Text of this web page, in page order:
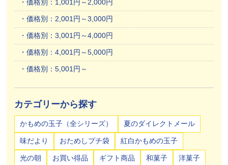
価格別：1,001円～2,000円
価格別：2,001円～3,000円
価格別：3,001円～4,000円
価格別：4,001円～5,000円
価格別：5,001円～
カテゴリーから探す
かもめの玉子（全シリーズ） 夏のダイレクトメール
味だより おためしプチ袋 紅白かもめの玉子
光の朝 お買い得品 ギフト商品 和菓子 洋菓子